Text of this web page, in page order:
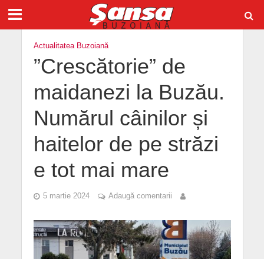
Actualitatea Buzoiană
”Crescătorie” de
maidanezi la Buzău.
Numărul câinilor și
haitelor de pe străzi
e tot mai mare
5 martie 2024 Adaugă comentarii